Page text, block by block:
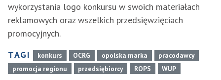
wykorzystania logo konkursu w swoich materiałach
reklamowych oraz wszelkich przedsięwzięciach
promocyjnych.
TAGI
konkurs OCRG opolska marka
pracodawcy
promocja regionu
przedsiębiorcy ROPS WUP